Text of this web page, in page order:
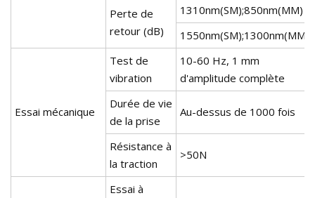
Perte de
retour (dB)
1310nm(SM);850nm(MM)
1550nm(SM);1300nm(MM)
Essai mécanique
Test de
vibration
10-60 Hz, 1 mm
d'amplitude complète
Durée de vie
de la prise
Au-dessus de 1000 fois
Résistance à
la traction
>50N
Essai à